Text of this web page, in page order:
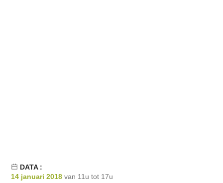
DATA :
14 januari 2018 van 11u tot 17u